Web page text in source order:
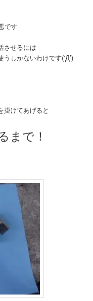
です
させるには
しかないわけです(‘Д’)
掛けてあげると
まで！